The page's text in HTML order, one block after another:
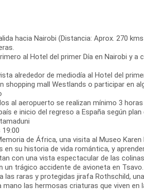
hacia Nairobi (Distancia: Aprox. 270
al Hotel del primer Día en Nairobi y a
alrededor de mediodía al Hotel del
shopping mall Westlands o participar en
al aeropuerto se realizan mínimo 3 horas
e inicio del regreso a España según
de África, una visita al Museo Karen
su historia de vida romántica, y
con una vista espectacular de las
un trágico accidente de avioneta en Tsavo.
raras y protegidas jirafa Rothschild,
las hermosas criaturas que viven en